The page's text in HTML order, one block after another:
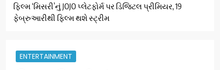
ફિલ્મ ‘મિસરી’નું JOJO પ્લેટફોર્મ પર ડિજિટલ પ્રીમિયર, 19
ફેબ્રુઆરીથી ફિલ્મ થશે સ્ટ્રીમ
ENTERTAINMENT